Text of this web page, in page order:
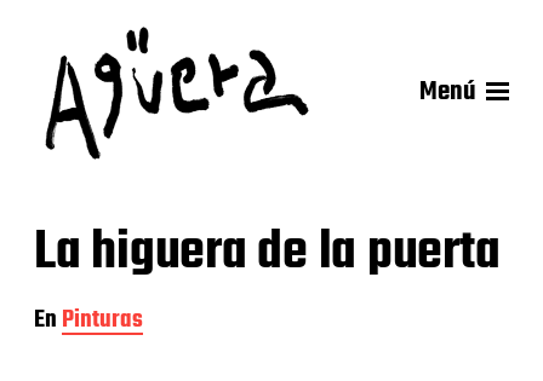
Menú
La higuera de la puerta
EnPinturas